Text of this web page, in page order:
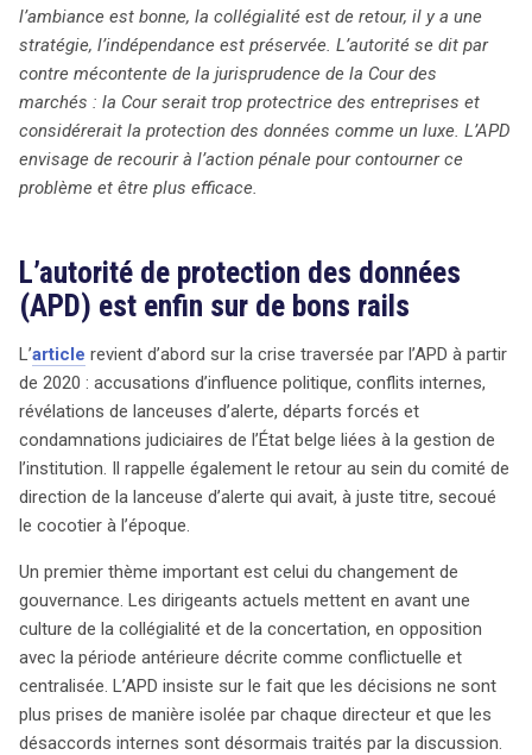
Dans une interview accordée au journal Le Soir, les
dirigeants de l’APD décrivent un retour à la collégialité et
à une gouvernance axée sur la concertation. Ils
annoncent une nouvelle stratégie visant à se concentrer
sur les traitements de données à fort impact collectif,
tout en préservant leur indépendance, même vis-à-vis du
gouvernement. Cependant, l’APD exprime son
détriment de la protection des données. Pour contourner
cette problématique, l’APD envisage d’opter pour des
actions pénales dans certains cas, ce qui soulève des
questions sur le respect du principe de séparation des
pouvoirs et sur l’efficacité de cette approche. L’APD fait
également face à une hausse significative des plaintes,
reflétant une sensibilisation accrue aux enjeux de
protection des données, mais déplore un manque de
ressources. Dans le contexte européen, l’APD s’oppose
fermement à la remise en cause des principes
fragmentation réglementaire. Au final, la transformation
de l’APD vers une autorité plus proactive est
prometteuse, mais elle doit naviguer avec prudence dans
un paysage juridique complexe, tout en répondant aux
attentes croissantes des citoyens en matière de
protection des données.
l’ambiance est bonne, la collégialité est de retour, il y a une
stratégie, l’indépendance est préservée. L’autorité se dit par
contre mécontente de la jurisprudence de la Cour des
marchés : la Cour serait trop protectrice des entreprises et
considérerait la protection des données comme un luxe. L’APD
envisage de recourir à l’action pénale pour contourner ce
problème et être plus efficace.
L’autorité de protection des données
(APD) est enfin sur de bons rails
L’article revient d’abord sur la crise traversée par l’APD à partir
de 2020 : accusations d’influence politique, conflits internes,
révélations de lanceuses d’alerte, départs forcés et
condamnations judiciaires de l’État belge liées à la gestion de
l’institution. Il rappelle également le retour au sein du comité de
direction de la lanceuse d’alerte qui avait, à juste titre, secoué
le cocotier à l’époque.
Un premier thème important est celui du changement de
gouvernance. Les dirigeants actuels mettent en avant une
culture de la collégialité et de la concertation, en opposition
avec la période antérieure décrite comme conflictuelle et
centralisée. L’APD insiste sur le fait que les décisions ne sont
plus prises de manière isolée par chaque directeur et que les
désaccords internes sont désormais traités par la discussion.